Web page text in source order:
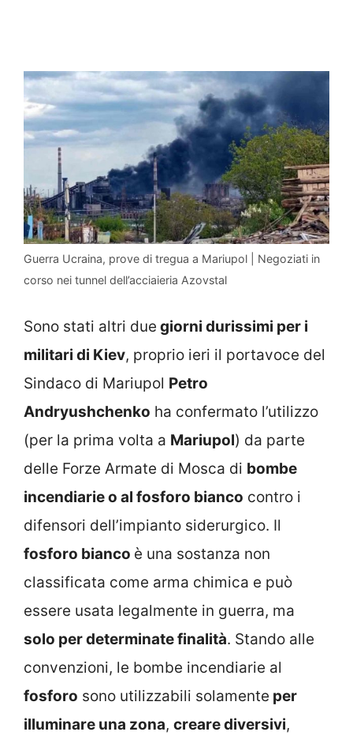
Guerra Ucraina, prove di tregua a Mariupol | Negoziati in
corso nei tunnel dell’acciaieria Azovstal
Sono stati altri due giorni durissimi per i
militari di Kiev, proprio ieri il portavoce del
Sindaco di Mariupol Petro
Andryushchenko ha confermato l’utilizzo
(per la prima volta a Mariupol) da parte
delle Forze Armate di Mosca di bombe
incendiarie o al fosforo bianco contro i
difensori dell’impianto siderurgico. Il
fosforo bianco è una sostanza non
classificata come arma chimica e può
essere usata legalmente in guerra, ma
solo per determinate finalità. Stando alle
convenzioni, le bombe incendiarie al
fosforo sono utilizzabili solamente per
illuminare una zona, creare diversivi,